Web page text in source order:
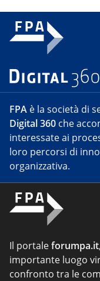
FPA è la società di
Digital 360 che
interessate ai
loro percorsi di
organizzativa.
Il portaleforumpa.it
importante luogo
confronto tra le